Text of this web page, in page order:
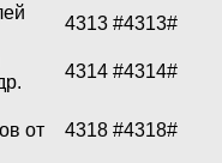
4313 #4313#
4314 #4314#
от
4318 #4318#